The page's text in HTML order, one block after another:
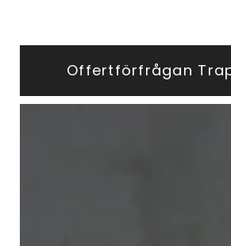
Offertförfrågan